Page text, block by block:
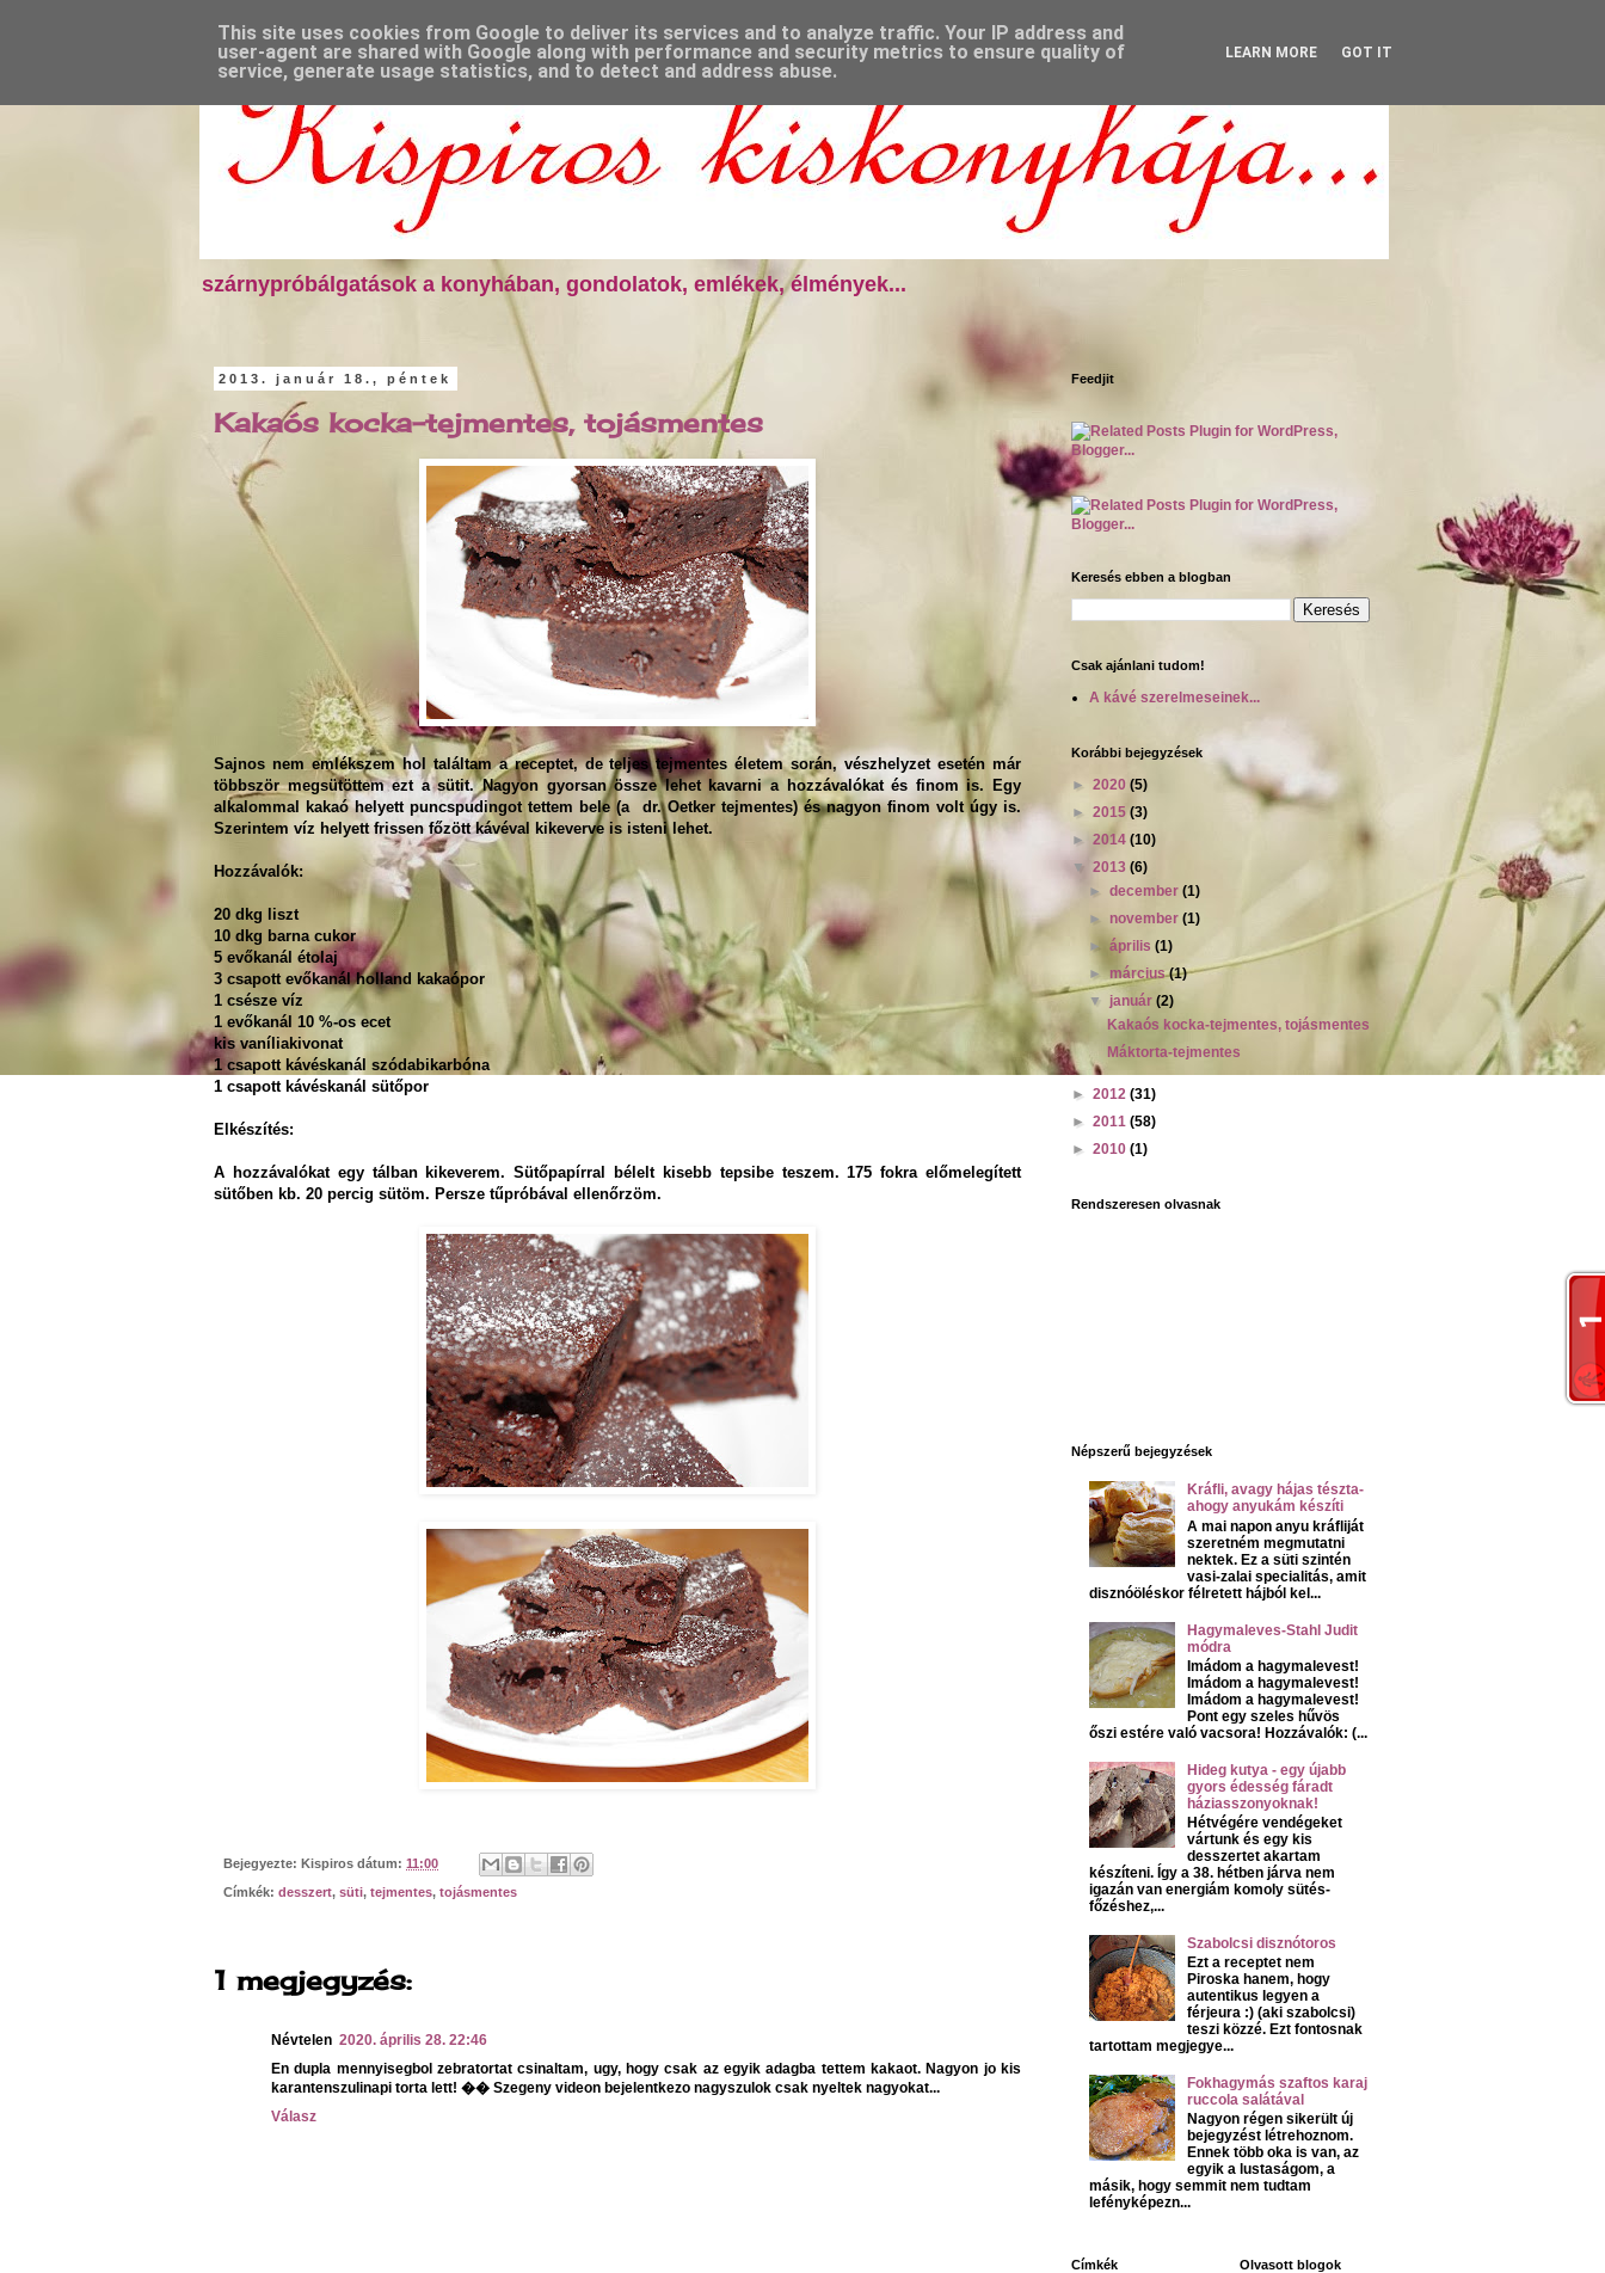
szárnypróbálgatások a konyhában, gondolatok, emlékek, élmények...
2013. január 18., péntek
Kakaós kocka-tejmentes, tojásmentes
Sajnos nem emlékszem hol találtam a receptet, de teljes tejmentes életem során, vészhelyzet esetén már
többször megsütöttem ezt a sütit. Nagyon gyorsan össze lehet kavarni a hozzávalókat és finom is. Egy
alkalommal kakaó helyett puncspudingot tettem bele (a dr. Oetker tejmentes) és nagyon finom volt úgy is.
Szerintem víz helyett frissen főzött kávéval kikeverve is isteni lehet.
Hozzávalók:
20 dkg liszt
10 dkg barna cukor
5 evőkanál étolaj
3 csapott evőkanál holland kakaópor
1 csésze víz
1 evőkanál 10 %-os ecet
kis vaníliakivonat
1 csapott kávéskanál szódabikarbóna
1 csapott kávéskanál sütőpor
Elkészítés:
A hozzávalókat egy tálban kikeverem. Sütőpapírral bélelt kisebb tepsibe teszem. 175 fokra előmelegített
sütőben kb. 20 percig sütöm. Persze tűpróbával ellenőrzöm.
Bejegyezte: Kispiros dátum: 11:00
Címkék: desszert, süti, tejmentes, tojásmentes
1 megjegyzés:
Névtelen 2020. április 28. 22:46
En dupla mennyisegbol zebratortat csinaltam, ugy, hogy csak az egyik adagba tettem kakaot. Nagyon jo kis
karantenszulinapi torta lett! �� Szegeny videon bejelentkezo nagyszulok csak nyeltek nagyokat...
Válasz
Feedjit
Keresés ebben a blogban
Csak ajánlani tudom!
A kávé szerelmeseinek...
Korábbi bejegyzések
► 2020 (5)
► 2015 (3)
► 2014 (10)
▼ 2013 (6)
►december(1)
► november(1)
►április(1)
►március(1)
▼ január(2)
Kakaós kocka-tejmentes, tojásmentes
Máktorta-tejmentes
► 2012 (31)
► 2011 (58)
► 2010 (1)
Rendszeresen olvasnak
Népszerű bejegyzések
Kráfli, avagy hájas tészta-
ahogy anyukám készíti
A mai napon anyu kráfliját
szeretném megmutatni
nektek. Ez a süti szintén
vasi-zalai specialitás, amit
disznóöléskor félretett hájból kel...
Hagymaleves-Stahl Judit
módra
Imádom a hagymalevest!
Imádom a hagymalevest!
Imádom a hagymalevest!
Pont egy szeles hűvös
őszi estére való vacsora! Hozzávalók: (...
Hideg kutya - egy újabb
gyors édesség fáradt
háziasszonyoknak!
Hétvégére vendégeket
vártunk és egy kis
desszertet akartam
készíteni. Így a 38. hétben járva nem
igazán van energiám komoly sütés-
főzéshez,...
Szabolcsi disznótoros
Ezt a receptet nem
Piroska hanem, hogy
autentikus legyen a
férjeura :) (aki szabolcsi)
teszi közzé. Ezt fontosnak
tartottam megjegye...
Fokhagymás szaftos karaj
ruccola salátával
Nagyon régen sikerült új
bejegyzést létrehoznom.
Ennek több oka is van, az
egyik a lustaságom, a
másik, hogy semmit nem tudtam
lefényképezn...
Címkék Olvasott blogok
This site uses cookies from Google to deliver its services and to analyze traffic. Your IP address and
user-agent are shared with Google along with performance and security metrics to ensure quality of
service, generate usage statistics, and to detect and address abuse.
LEARN MORE GOT IT